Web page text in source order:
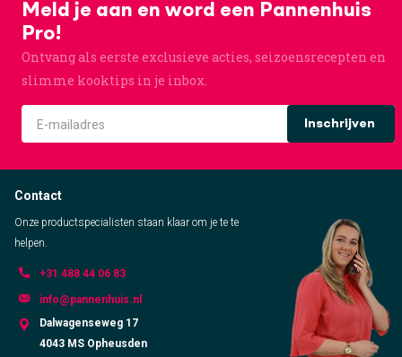
Meld je aan en word een Pannenhuis
Pro!
Ontvang als eerste exclusieve acties, seizoensrecepten en
slimme kooktips in je inbox.
Inschrijven
Contact
Onze productspecialisten staan klaar om je te te
helpen.
+31 488 44 06 83
info@pannenhuis.nl
Dalwagenseweg 17
4043 MS Opheusden